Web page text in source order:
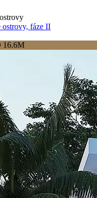
ostrovy, fáze II
16.6M